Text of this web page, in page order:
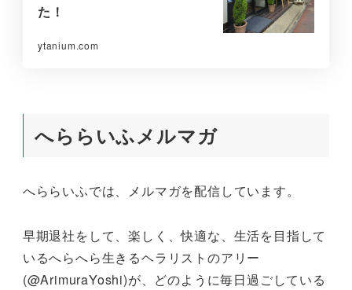
た！
ytanium.com
へららいふメルマガ
へららいふでは、メルマガを配信しています。
早期退社をして、楽しく、快適な、生活を目指して
いるへらへら生きるヘラリストのアリー
(@ArimuraYoshi)が、どのように毎日過ごしている